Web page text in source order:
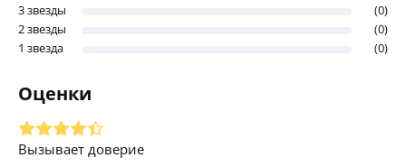
3 звезды
(0)
2 звезды
(0)
1 звезда
(0)
Оценки
Вызывает доверие